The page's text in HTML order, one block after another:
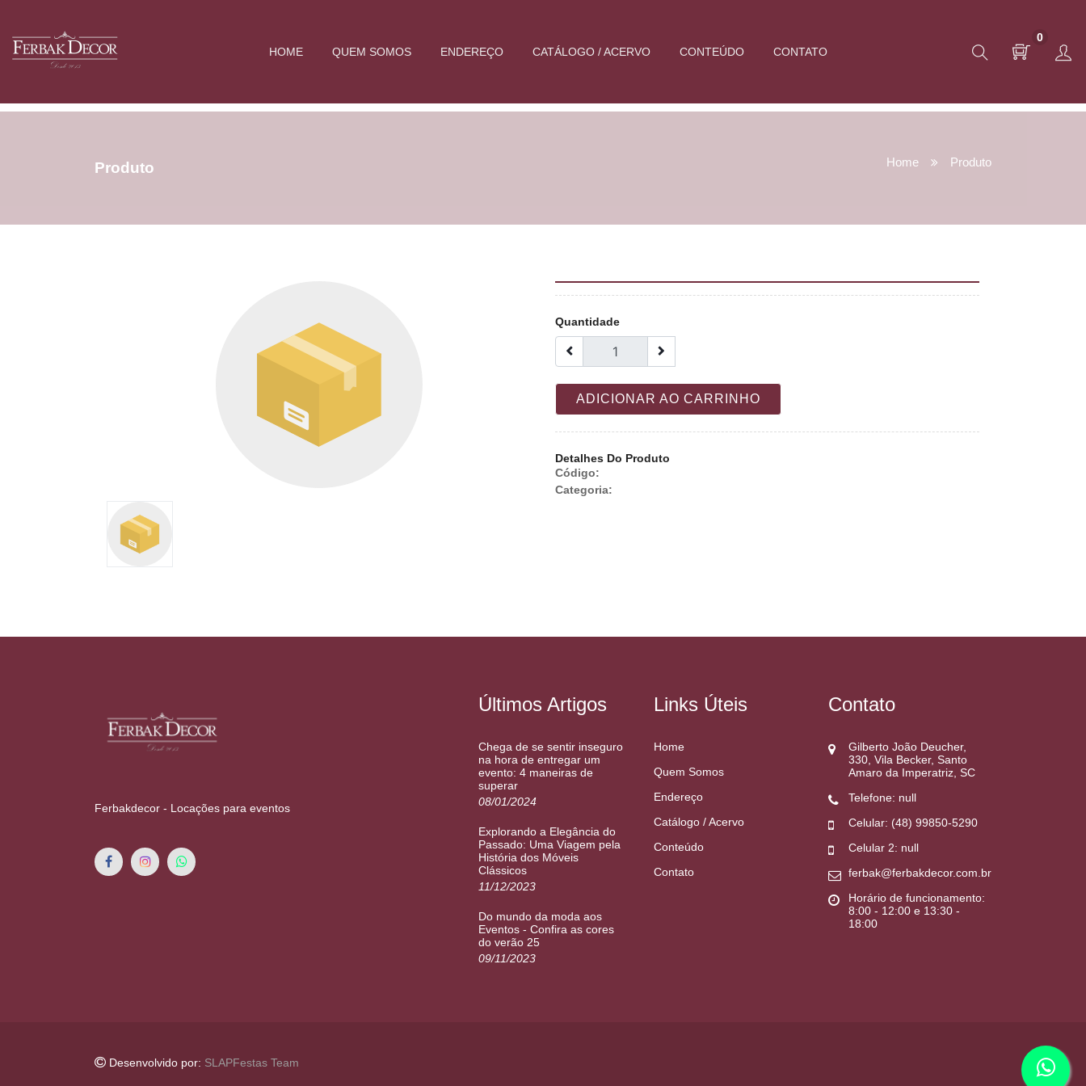
HOME QUEM SOMOS ENDEREÇO CATÁLOGO / ACERVO CONTEÚDO CONTATO
0
Produto Home Produto
Quantidade
ADICIONAR AO CARRINHO
Detalhes Do Produto
Código:
Categoria:
Ferbakdecor - Locações para eventos
Últimos Artigos
Chega de se sentir inseguro
na hora de entregar um
evento: 4 maneiras de
superar
08/01/2024
Explorando a Elegância do
Passado: Uma Viagem pela
História dos Móveis
Clássicos
11/12/2023
Do mundo da moda aos
Eventos - Confira as cores
do verão 25
09/11/2023
Links Úteis
Home
Quem Somos
Endereço
Catálogo / Acervo
Conteúdo
Contato
Contato
Gilberto João Deucher,
330, Vila Becker, Santo
Amaro da Imperatriz, SC
Telefone: null
Celular: (48) 99850-5290
Celular 2: null
ferbak@ferbakdecor.com.br
Horário de funcionamento:
8:00 - 12:00 e 13:30 -
18:00
Desenvolvido por: SLAPFestas Team